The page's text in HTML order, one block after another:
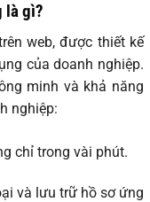
là gì?
web, được thiết kế
của doanh nghiệp.
minh và khả năng
nghiệp:
chỉ trong vài phút.
và lưu trữ hồ sơ ứng